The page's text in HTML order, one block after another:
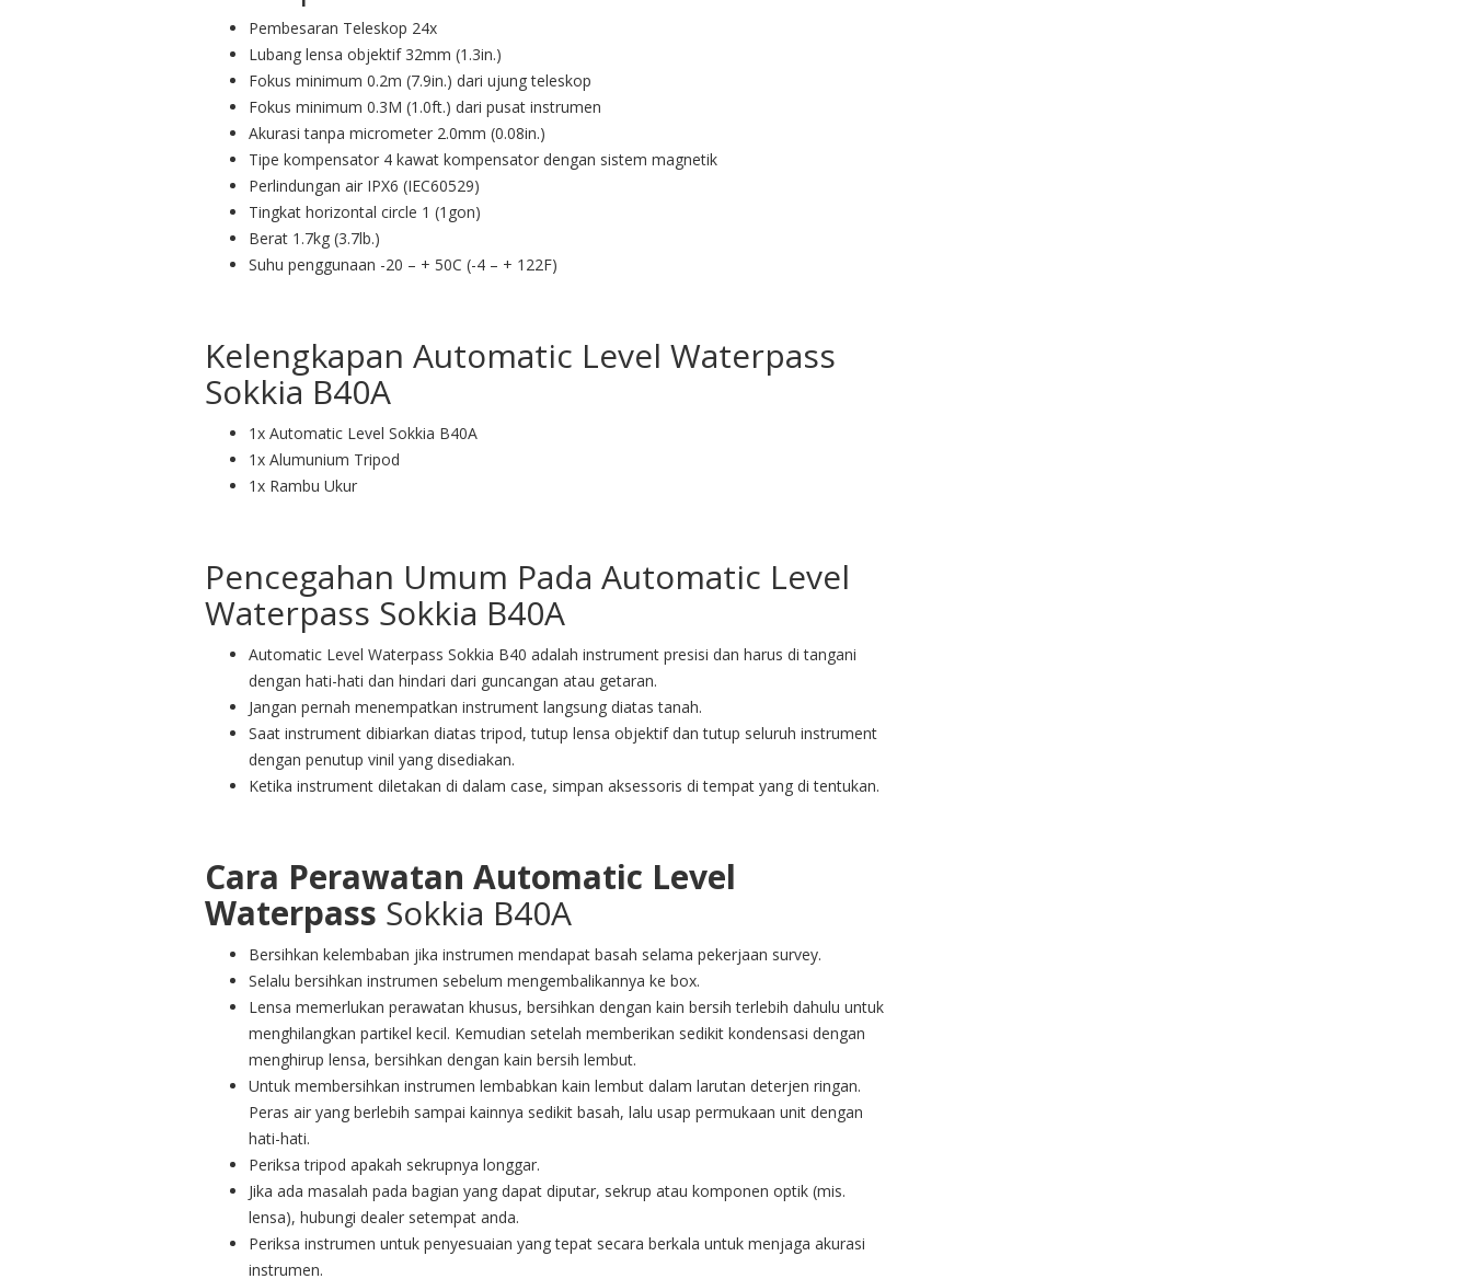
Pembesaran Teleskop 24x
Lubang lensa objektif 32mm (1.3in.)
Fokus minimum 0.2m (7.9in.) dari ujung teleskop
Fokus minimum 0.3M (1.0ft.) dari pusat instrumen
Akurasi tanpa micrometer 2.0mm (0.08in.)
Tipe kompensator 4 kawat kompensator dengan sistem magnetik
Perlindungan air IPX6 (IEC60529)
Tingkat horizontal circle 1 (1gon)
Berat 1.7kg (3.7lb.)
Suhu penggunaan -20 – + 50C (-4 – + 122F)
Kelengkapan Automatic Level Waterpass
Sokkia B40A
1x Automatic Level Sokkia B40A
1x Alumunium Tripod
1x Rambu Ukur
Pencegahan Umum Pada Automatic Level
Waterpass Sokkia B40A
Automatic Level Waterpass Sokkia B40 adalah instrument presisi dan harus di tangani
dengan hati-hati dan hindari dari guncangan atau getaran.
Jangan pernah menempatkan instrument langsung diatas tanah.
Saat instrument dibiarkan diatas tripod, tutup lensa objektif dan tutup seluruh instrument
dengan penutup vinil yang disediakan.
Ketika instrument diletakan di dalam case, simpan aksessoris di tempat yang di tentukan.
Cara Perawatan Automatic Level
Waterpass Sokkia B40A
Bersihkan kelembaban jika instrumen mendapat basah selama pekerjaan survey.
Selalu bersihkan instrumen sebelum mengembalikannya ke box.
Lensa memerlukan perawatan khusus, bersihkan dengan kain bersih terlebih dahulu untuk
menghilangkan partikel kecil. Kemudian setelah memberikan sedikit kondensasi dengan
menghirup lensa, bersihkan dengan kain bersih lembut.
Untuk membersihkan instrumen lembabkan kain lembut dalam larutan deterjen ringan.
Peras air yang berlebih sampai kainnya sedikit basah, lalu usap permukaan unit dengan
hati-hati.
Periksa tripod apakah sekrupnya longgar.
Jika ada masalah pada bagian yang dapat diputar, sekrup atau komponen optik (mis.
lensa), hubungi dealer setempat anda.
Periksa instrumen untuk penyesuaian yang tepat secara berkala untuk menjaga akurasi
instrumen.